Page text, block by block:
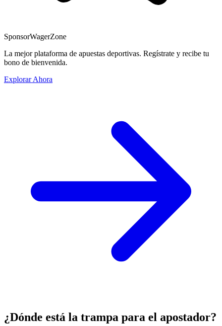
SponsorWagerZone
La mejor plataforma de apuestas deportivas. Regístrate y recibe tu
bono de bienvenida.
Explorar Ahora
¿Dónde está la trampa para el apostador?